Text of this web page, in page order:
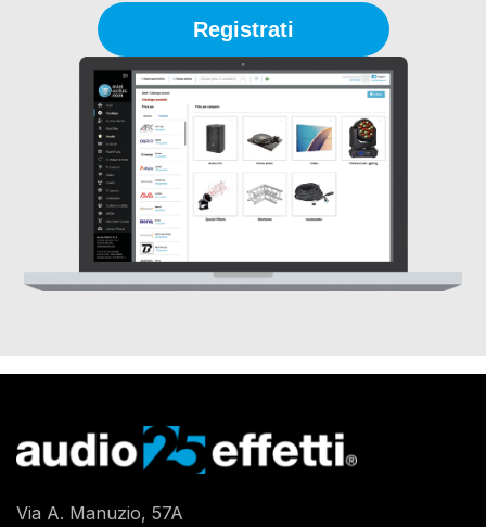
Registrati
Via A. Manuzio, 57A